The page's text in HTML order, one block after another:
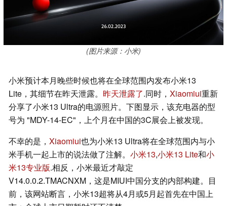
(图片来源：小米)
小米预计本月晚些时候也将在全球范围内发布小米13
Lite，其细节在昨天泄露。 昨天泄露了.同时， Xiaomiui重新
分享了小米13 Ultra的电源照片。下图显示，该充电器的型
号为 "MDY-14-EC"，上个月在中国的3C展会上被发现。
不幸的是， Xiaomiui也为小米13 Ultra将在全球范围内与小
米手机一起上市的说法做了注解。 小米13,小米13 Lite和小
米13专业版.相反，小米最近才敲定
V14.0.0.2.TMACNXM，这是MIUI中国分支的内部构建。目
前，该网站断言，小米13超将从4月或5月起首先在中国上